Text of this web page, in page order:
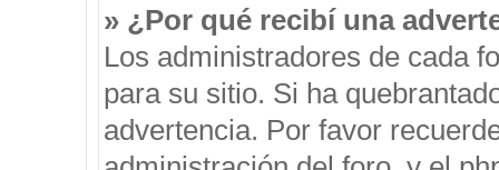
» ¿Por qué recibí una
Los administradores de cada
para su sitio. Si ha
advertencia. Por favor